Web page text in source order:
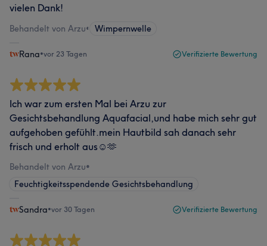
vielen Dank!
Behandelt von Arzu• Wimpernwelle
Rana•vor 23 Tagen Verifizierte Bewertung
Ich war zum ersten Mal bei Arzu zur
Gesichtsbehandlung Aquafacial,und habe mich sehr gut
aufgehoben gefühlt.mein Hautbild sah danach sehr
frisch und erholt aus☺️🫶
Behandelt von Arzu•
Feuchtigkeitsspendende Gesichtsbehandlung
Sandra•vor 30 Tagen Verifizierte Bewertung